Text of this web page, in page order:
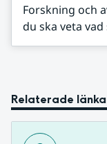
Forskning och
du ska veta vad
Relaterade